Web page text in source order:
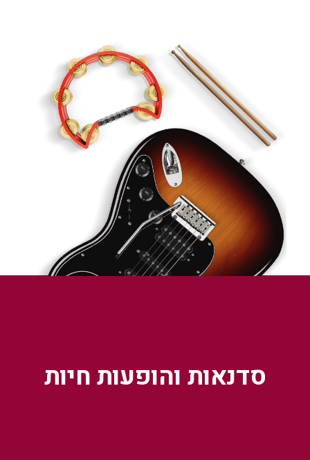
סדנאות והופעות חיות